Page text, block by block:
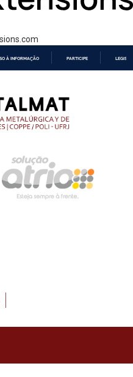
À INFORMAÇÃO PARTICIPE